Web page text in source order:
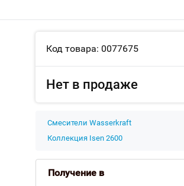
Код товара: 0077675
Нет в продаже
Смесители Wasserkraft
Коллекция Isen 2600
Получение в